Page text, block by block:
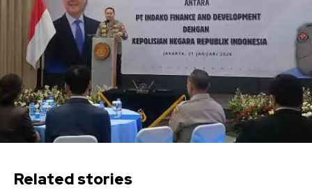
Related stories